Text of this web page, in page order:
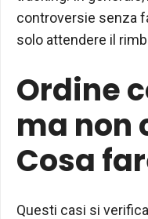
controversie senza
solo attendere il
Ordine
ma non
Cosa
Questi casi si